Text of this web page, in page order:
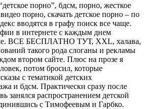
порно”, бдсм, порно, жесткое
порно, скачать детское порно – по
вводятся в графу поиск все чаще.
в интернете с каждым днем
ВСЕ БЕСПЛАТНО ТУТ, XXL, халава,
такого рода слоганы и рекламы
втором сайте. Плюс на прозе я
потом бросил, которые
с тематикой детских
и бдсм. Практически сразу после
занялся распространением детской
с Тимофеевым и Гарбко.